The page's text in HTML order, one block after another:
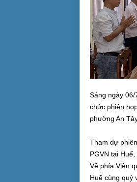
Sáng ngày
chức phiên
phường An
Tham dự
PGVN tại
Về phía Viện
Huế cùng quý